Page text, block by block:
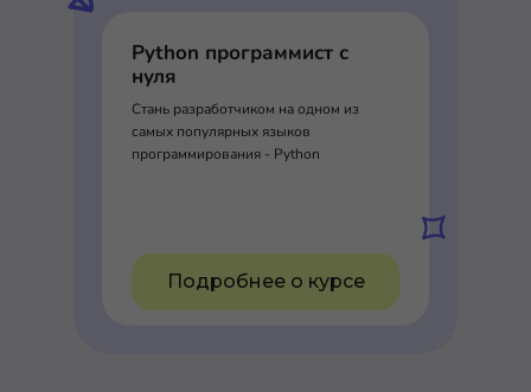
Python программист с
нуля
Стань разработчиком на одном из
самых популярных языков
программирования - Python
Подробнее о курсе